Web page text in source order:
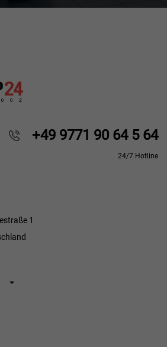
+49 9771 90 64 5 64
24/7 Hotline
1